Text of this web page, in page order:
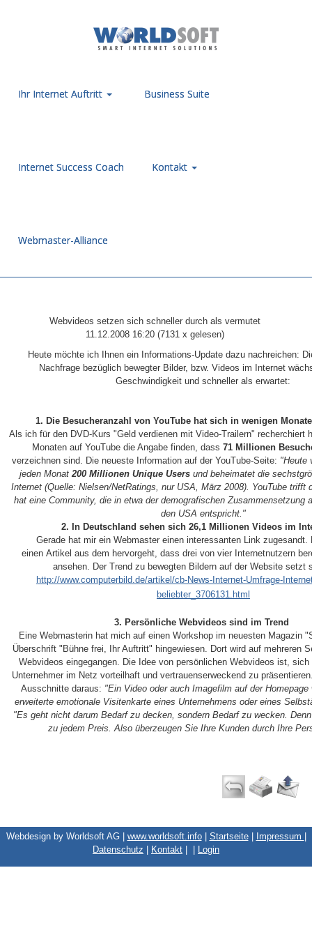
Ihr Internet Auftritt Business Suite
Internet Success Coach Kontakt
Webmaster-Alliance
Webvideos setzen sich schneller durch als vermutet
11.12.2008 16:20 (7131 x gelesen)
Heute möchte ich Ihnen ein Informations-Update dazu nachreichen:
Nachfrage bezüglich bewegter Bilder, bzw. Videos im Internet
Geschwindigkeit und schneller als erwartet:
1. Die Besucheranzahl von YouTube hat sich in wenigen
Als ich für den DVD-Kurs "Geld verdienen mit Video-Trailern" recherchiert
Monaten auf YouTube die Angabe finden, dass 71 Millionen
verzeichnen sind. Die neueste Information auf der YouTube-Seite: "Heute
jeden Monat200 Millionen Unique Users und beheimatet die
Internet (Quelle: Nielsen/NetRatings, nur USA, März 2008). YouTube trifft
hat eine Community, die in etwa der demografischen Zusammensetzung
den USA entspricht."
2. In Deutschland sehen sich 26,1 Millionen Videos im
Gerade hat mir ein Webmaster einen interessanten Link zugesandt.
einen Artikel aus dem hervorgeht, dass drei von vier Internetnutzern
ansehen. Der Trend zu bewegten Bildern auf der Website setzt
http://www.computerbild.de/artikel/cb-News-Internet-Umfrage-
beliebter_3706131.html
3. Persönliche Webvideos sind im Trend
Eine Webmasterin hat mich auf einen Workshop im neuesten Magazin
Überschrift "Bühne frei, Ihr Auftritt" hingewiesen. Dort wird auf mehreren
Webvideos eingegangen. Die Idee von persönlichen Webvideos ist,
Unternehmer im Netz vorteilhaft und vertrauenserweckend zu
Ausschnitte daraus: "Ein Video oder auch Imagefilm auf der
erweiterte emotionale Visitenkarte eines Unternehmens oder eines
"Es geht nicht darum Bedarf zu decken, sondern Bedarf zu wecken.
zu jedem Preis. Also überzeugen Sie Ihre Kunden durch Ihre
Webdesign by Worldsoft AG | www.worldsoft.info| Startseite| Impressum
Datenschutz
Kontakt Login